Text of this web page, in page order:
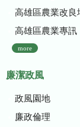
高雄區農業改良
高雄區農業專訊
more
廉潔政風
政風園地
廉政倫理